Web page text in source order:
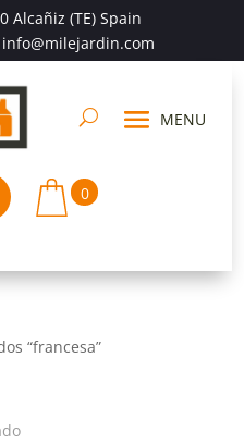
Alcañiz (TE) Spain
0
“francesa”